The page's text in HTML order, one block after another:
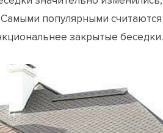
популярными считаются
закрытые беседки.